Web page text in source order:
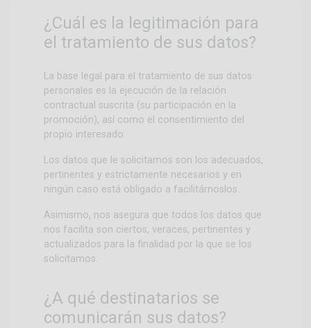
¿Cuál es la legitimación para
el tratamiento de sus datos?
La base legal para el tratamiento de sus datos
personales es la ejecución de la relación
contractual suscrita (su participación en la
promoción), así como el consentimiento del
propio interesado.
Los datos que le solicitamos son los adecuados,
pertinentes y estrictamente necesarios y en
ningún caso está obligado a facilitárnoslos.
Asimismo, nos asegura que todos los datos que
nos facilita son ciertos, veraces, pertinentes y
actualizados para la finalidad por la que se los
solicitamos.
¿A qué destinatarios se
comunicarán sus datos?